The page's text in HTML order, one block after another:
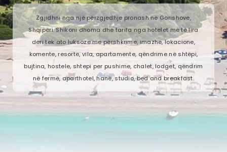
Zgjidhni nga një përzgjedhje pronash në Gorishove,
Shqipëri. Shikoni dhoma dhe tarifa nga hotelet më të lira
deri tek ato luksoze me përshkrime, imazhe, lokacione,
komente, resorte, vila, apartamente, qëndrime në shtëpi,
bujtina, hostele, shtepi per pushime, chalet, lodget, qëndrim
në fermë, aparthotel, hanë, studio, bed and breakfast.